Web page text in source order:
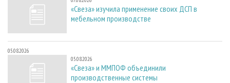
«Свеза» изучила применение своих ДСП в
мебельном производстве
05.08.2026
05.08.2026
«Свеза» и ММПОФ объединили
производственные системы